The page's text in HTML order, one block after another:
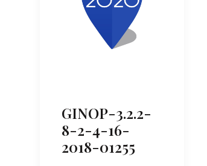
GINOP-3.2.2-
8-2-4-16-
2018-01255